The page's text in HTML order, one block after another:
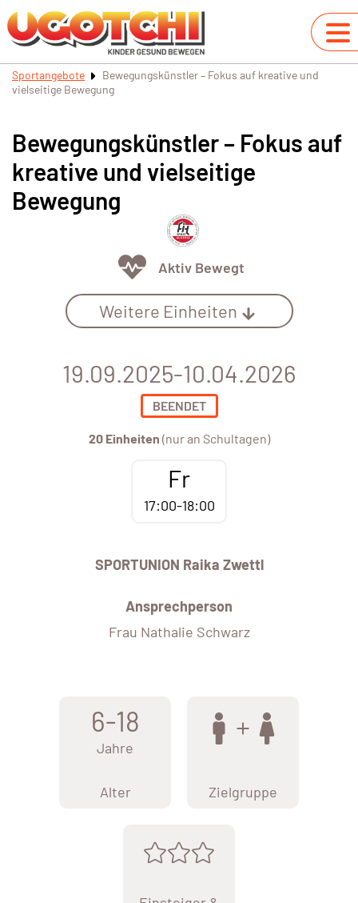
Sportangebote
Bewegungskünstler – Fokus auf kreative und
vielseitige Bewegung
Bewegungskünstler – Fokus auf
kreative und vielseitige
Bewegung
Aktiv Bewegt
Weitere Einheiten
19.09.2025-10.04.2026
BEENDET
20 Einheiten (nur an Schultagen)
Fr
17:00-18:00
SPORTUNION Raika Zwettl
Ansprechperson
Frau Nathalie Schwarz
6-18
Jahre
Alter Zielgruppe